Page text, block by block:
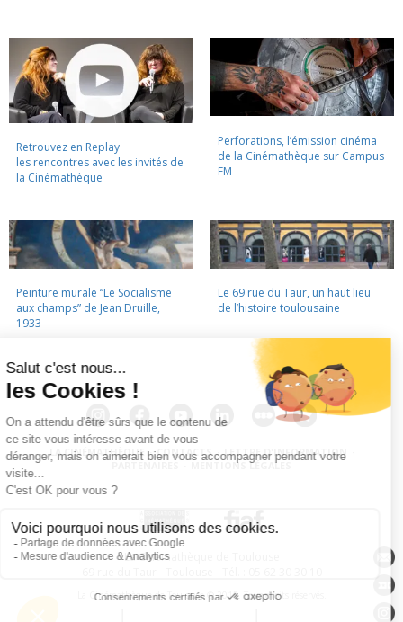
Retrouvez en Replay
les rencontres avec les invités de
la Cinémathèque
Perforations, l’émission cinéma
de la Cinémathèque sur Campus
FM
Peinture murale “Le Socialisme
aux champs” de Jean Druille,
1933
Le 69 rue du Taur, un haut lieu
de l’histoire toulousaine
LA CINÉMATHÈQUE · CONTACTS · LETTRE D'INFORMATION
PARTENAIRES · MENTIONS LÉGALES
La Cinémathèque de Toulouse
La Cinémathèque de Toulouse © 2015. Tous droits réservés.